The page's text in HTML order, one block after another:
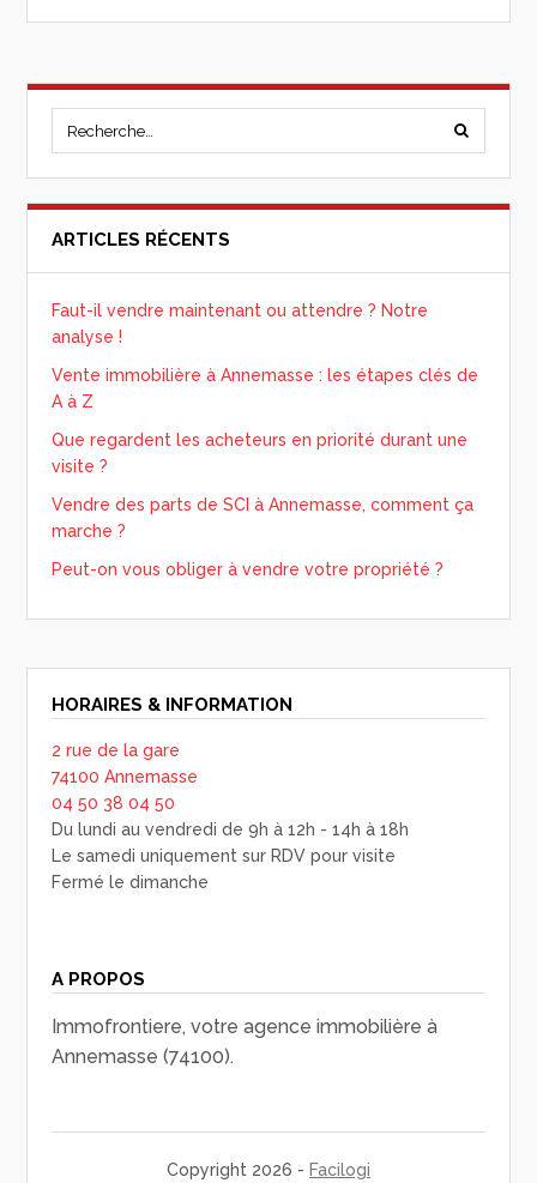
ARTICLES RÉCENTS
Faut-il vendre maintenant ou attendre ? Notre
analyse !
Vente immobilière à Annemasse : les étapes clés de
A à Z
Que regardent les acheteurs en priorité durant une
visite ?
Vendre des parts de SCI à Annemasse, comment ça
marche ?
Peut-on vous obliger à vendre votre propriété ?
HORAIRES & INFORMATION
2 rue de la gare
74100 Annemasse
04 50 38 04 50
Du lundi au vendredi de 9h à 12h - 14h à 18h
Le samedi uniquement sur RDV pour visite
Fermé le dimanche
A PROPOS
Immofrontiere, votre agence immobilière à
Annemasse (74100).
Copyright 2026 - Facilogi